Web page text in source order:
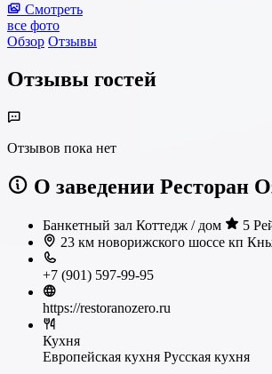
Смотреть
все фото
Обзор Отзывы
Отзывы гостей
Отзывов пока нет
О заведении Ресторан
Банкетный зал Коттедж / дом
5
23 км новорижского шоссе кп
+7 (901) 597-99-95
https://restoranozero.ru
Кухня
Европейская кухня Русская кухня